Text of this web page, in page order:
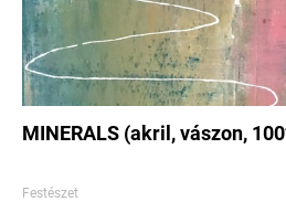
MINERALS (akril, vászon,
Festészet